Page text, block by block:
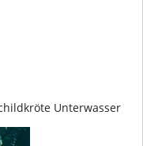
Unterwasser